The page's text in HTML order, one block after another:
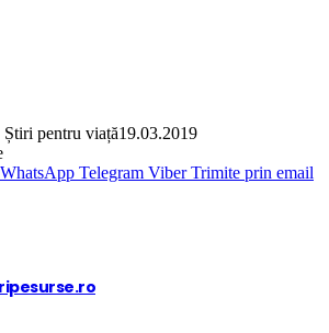
Știri pentru viață19.03.2019
WhatsApp Telegram Viber Trimite prin email